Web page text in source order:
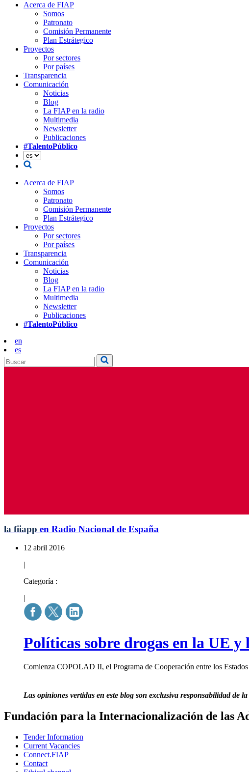
Acerca de FIAP
Somos
Patronato
Comisión Permanente
Plan Estrátegico
Proyectos
Por sectores
Por países
Transparencia
Comunicación
Noticias
Blog
La FIAP en la radio
Multimedia
Newsletter
Publicaciones
#TalentoPúblico
Acerca de FIAP
Somos
Patronato
Comisión Permanente
Plan Estrátegico
Proyectos
Por sectores
Por países
Transparencia
Comunicación
Noticias
Blog
La FIAP en la radio
Multimedia
Newsletter
Publicaciones
#TalentoPúblico
en
es
la fiiapp en Radio Nacional de España
12 abril 2016
|
Categoría :
|
Políticas sobre drogas en la UE
Comienza COPOLAD II, el Programa de Cooperación entre los
Las opiniones vertidas en este blog son exclusiva responsabilidad de
Fundación para la Internacionalización de las
Tender Information
Current Vacancies
Connect.FIAP
Contact